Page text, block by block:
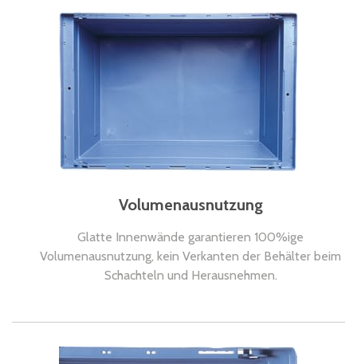
Volumenausnutzung
Glatte Innenwände garantieren 100%ige
Volumenausnutzung, kein Verkanten der Behälter beim
Schachteln und Herausnehmen.